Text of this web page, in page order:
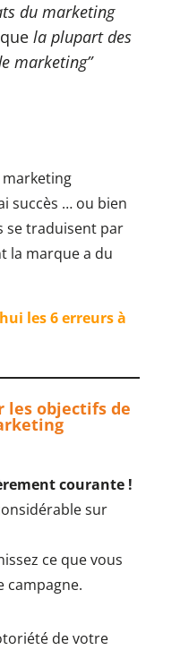
du marketing
que la plupart des
marketing”
marketing
succès … ou bien
se traduisent par
la marque a du
les 6 erreurs à
les objectifs de
courante !
sur
ce que vous
campagne.
de votre